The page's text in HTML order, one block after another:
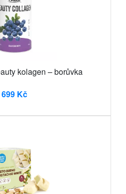
kolagen – borůvka
699 Kč